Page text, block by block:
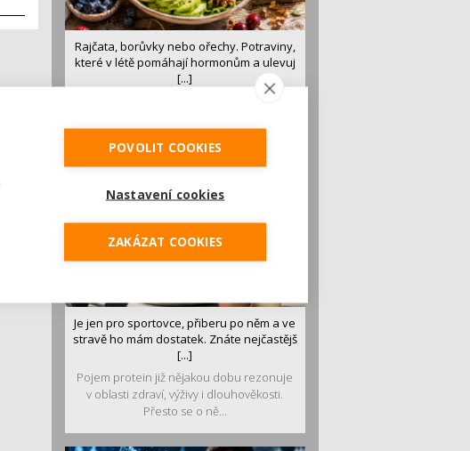
Rajčata, borůvky nebo ořechy. Potraviny,
které v létě pomáhají hormonům a ulevuj
[...]
luštěniny jsou práv...
Je jen pro sportovce, přiberu po něm a ve
stravě ho mám dostatek. Znáte nejčastějš
[...]
Pojem protein již nějakou dobu rezonuje
v oblasti zdraví, výživy i dlouhověkosti.
Přesto se o ně...
POVOLIT COOKIES
Nastavení cookies
ZAKÁZAT COOKIES